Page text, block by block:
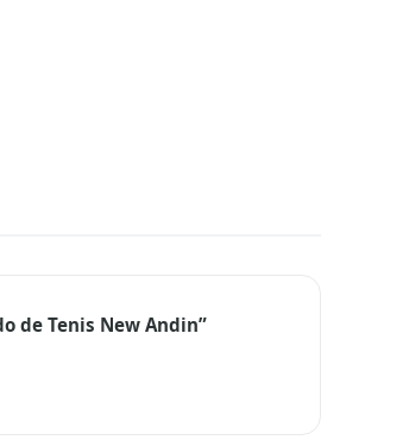
de Tenis New Andin”